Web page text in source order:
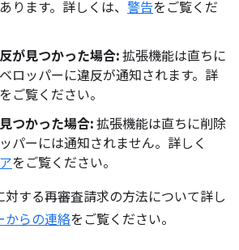
ります。詳しくは、 警告をご覧くだ
が見つかった場合: 拡張機能は直ちに
ロッパーに違反が通知されます。詳
をご覧ください。
つかった場合: 拡張機能は直ちに削除
パーには通知されません。 詳しく
をご覧ください。
する再審査請求の方法について詳し
からの連絡をご覧ください。